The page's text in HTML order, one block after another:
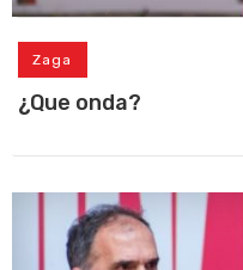
Zaga
¿Que onda?